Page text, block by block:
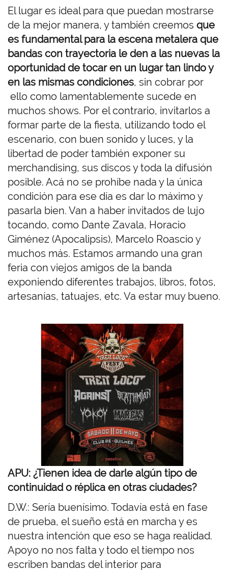
El lugar es ideal para que puedan mostrarse
de la mejor manera, y también creemos que
es fundamental para la escena metalera que
bandas con trayectoria le den a las nuevas la
oportunidad de tocar en un lugar tan lindo y
en las mismas condiciones, sin cobrar por
ello como lamentablemente sucede en
muchos shows. Por el contrario, invitarlos a
formar parte de la fiesta, utilizando todo el
escenario, con buen sonido y luces, y la
libertad de poder también exponer su
merchandising, sus discos y toda la difusión
posible. Acá no se prohíbe nada y la única
condición para ese día es dar lo máximo y
pasarla bien. Van a haber invitados de lujo
tocando, como Dante Zavala, Horacio
Giménez (Apocalipsis), Marcelo Roascio y
muchos más. Estamos armando una gran
feria con viejos amigos de la banda
exponiendo diferentes trabajos, libros, fotos,
artesanías, tatuajes, etc. Va estar muy bueno.
APU: ¿Tienen idea de darle algún tipo de
continuidad o réplica en otras ciudades?
D.W.: Sería buenísimo. Todavía está en fase
de prueba, el sueño está en marcha y es
nuestra intención que eso se haga realidad.
Apoyo no nos falta y todo el tiempo nos
escriben bandas del interior para